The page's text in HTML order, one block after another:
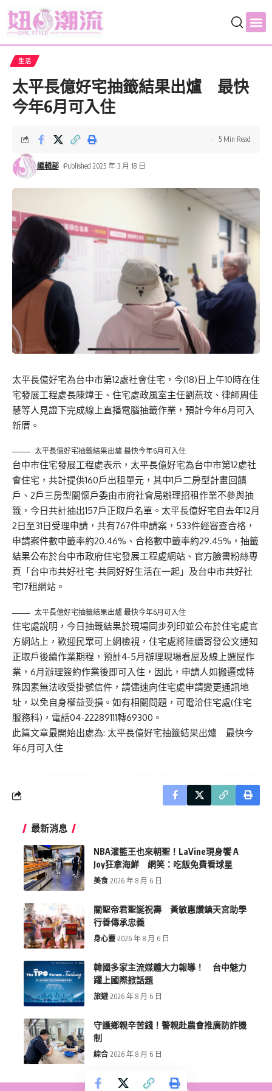
生活
太平長億好宅抽籤結果出爐 最快
今年6月可入住
編輯部 Published 2025 年 3 月 18 日
5 Min Read
太平長億好宅為台中市第12處社會住宅，今(18)日上午10時在住
宅發展工程處長陳煒壬、住宅處政風室主任劉燕玟、律師周佳
慧等人見證下完成線上直播電腦抽籤作業，預計今年6月可入
新厝。
太平長億好宅抽籤結果出爐 最快今年6月可入住
台中市住宅發展工程處表示，太平長億好宅為台中市第12處社
會住宅，共計提供160戶出租單元，其中1戶二房型計畫回饋
戶、2戶三房型關懷戶委由市府社會局辦理招租作業不參與抽
籤，今日共計抽出157戶正取戶名單。太平長億好宅自去年12月
2日至31日受理申請，共有767件申請案，533件經審查合格，
申請案件數中籤率約20.46%、合格數中籤率約29.45%，抽籤
結果公布於台中市政府住宅發展工程處網站、官方臉書粉絲專
頁「台中市共好社宅-共同好好生活在一起」及台中市共好社
宅17租網站。
太平長億好宅抽籤結果出爐 最快今年6月可入住
住宅處說明，今日抽籤結果於現場同步列印並公布於住宅處官
方網站上，歡迎民眾可上網檢視，住宅處將陸續寄發公文通知
正取戶後續作業期程，預計4-5月辦理現場看屋及線上選屋作
業，6月辦理簽約作業後即可入住，因此，申請人如搬遷或特
殊因素無法收受掛號信件，請儘速向住宅處申請變更通訊地
址，以免自身權益受損。如有相關問題，可電洽住宅處(住宅
服務科)，電話04-22289111轉69300。
此篇文章最開始出處為: 太平長億好宅抽籤結果出爐 最快今
年6月可入住
最新消息
NBA灌籃王也來朝聖！LaVine現身饗 A
Joy狂拿海鮮 網笑：吃飯免費看球星
美食 2026 年 8 月 6 日
關聖帝君聖誕祝壽 黃敏惠讚鎮天宮助學
行善傳承忠義
身心靈 2026 年 8 月 6 日
韓國多家主流媒體大力報導！ 台中魅力
躍上國際掀話題
旅遊 2026 年 8 月 6 日
守護鄉親辛苦錢！警親赴農會推廣防詐機
制
綜合 2026 年 8 月 6 日